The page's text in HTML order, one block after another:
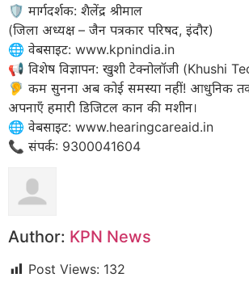
🛡️ मार्गदर्शक: शैलेंद्र श्रीमाल
(जिला अध्यक्ष – जैन पत्रकार परिषद, इंदौर)
​🌐 वेबसाइट: www.kpnindia.in
​📢 विशेष विज्ञापन: खुशी टेक्नोलॉजी (Khushi
🦻 कम सुनना अब कोई समस्या नहीं! आधुनिक
अपनाएँ हमारी डिजिटल कान की मशीन।
​🌐 वेबसाइट: www.hearingcareaid.in
📞 संपर्क: 9300041604
Author: KPN News
Post Views: 132